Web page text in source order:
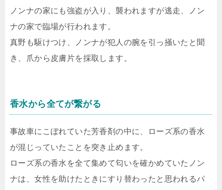
ノンナの家にも強盗が入り、襲われますが逃走、ノン
ナの家で臨場が行われます。
真野も駆けつけ、ノンナが犯人の腕を引っ掻いたと聞
き、爪から皮膚片を採取します。
香水から全てが繋がる
事故車にこぼれていた芳香剤の中に、ローズ系の香水
が混じっていたことを突き止めます。
ローズ系の香水を全て集めて匂いを確かめていたノン
ナは、女性を助けたときにすり替わったと思われるパ